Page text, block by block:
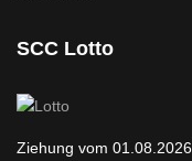
SCC Lotto
Ziehung vom 01.08.2026